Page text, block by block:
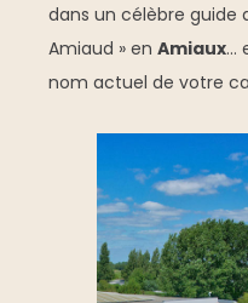
dans un célèbre guide
Amiaud » en Amiaux…
nom actuel de votre